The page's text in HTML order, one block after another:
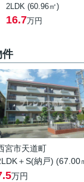
2LDK (60.96㎡)
16.7万円
件
宮市天道町
＋S(納戸) (67.00
万円